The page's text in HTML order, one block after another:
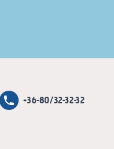
+36-80/32-32-32